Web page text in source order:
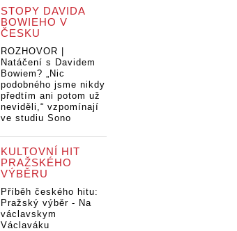
STOPY DAVIDA
BOWIEHO V
ČESKU
ROZHOVOR |
Natáčení s Davidem
Bowiem? „Nic
podobného jsme nikdy
předtím ani potom už
neviděli,“ vzpomínají
ve studiu Sono
KULTOVNÍ HIT
PRAŽSKÉHO
VÝBĚRU
Příběh českého hitu:
Pražský výběr - Na
václavskym
Václaváku